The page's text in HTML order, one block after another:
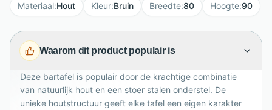
stabiliteit en vormt een stoer contrast met het
van 80 cm en hoogte van 90 cm is deze bartafel
ideaal voor gezellige borrels, ontbijt of informeel
dineren. De naturel uitstraling maakt Timber warm,
tijdloos en gemakkelijk te combineren met industriële
barkrukken.
Materiaal:Hout Kleur:Bruin Breedte:80 Hoogte:90
Waarom dit product populair is
Deze bartafel is populair door de krachtige combinatie
van natuurlijk hout en een stoer stalen onderstel. De
unieke houtstructuur geeft elke tafel een eigen karakter